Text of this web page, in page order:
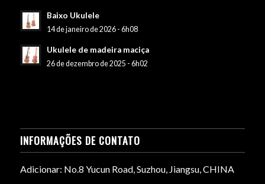
Baixo Ukulele
14 de janeiro de 2026 - 6h08
Ukulele de madeira maciça
26 de dezembro de 2025 - 6h02
INFORMAÇÕES DE CONTATO
Adicionar: No.8 Yucun Road, Suzhou, Jiangsu, CHINA